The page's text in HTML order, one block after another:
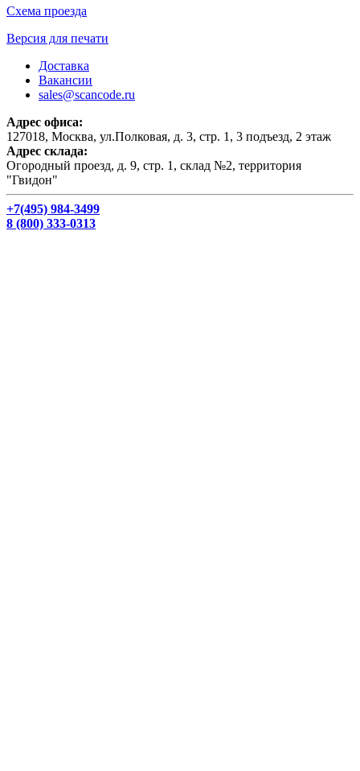
Схема проезда
Версия для печати
Доставка
Вакансии
sales@scancode.ru
Адрес офиса:
127018, Москва, ул.Полковая, д. 3, стр. 1, 3 подъезд, 2 этаж
Адрес склада:
Огородный проезд, д. 9, стр. 1, склад №2, территория
"Гвидон"
+7(495) 984-3499
8 (800) 333-0313